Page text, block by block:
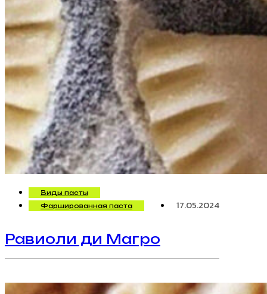
Виды пасты
Фаршированная паста
17.05.2024
Равиоли ди Магро